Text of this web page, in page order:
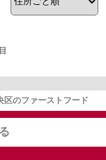
区のファーストフード